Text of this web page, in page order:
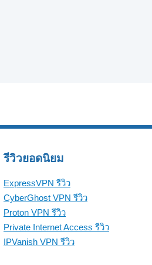
รีวิวยอดนิยม
ExpressVPN รีวิว
CyberGhost VPN รีวิว
Proton VPN รีวิว
Private Internet Access รีวิว
IPVanish VPN รีวิว